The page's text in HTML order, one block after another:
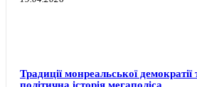
Традиції монреальської демократії